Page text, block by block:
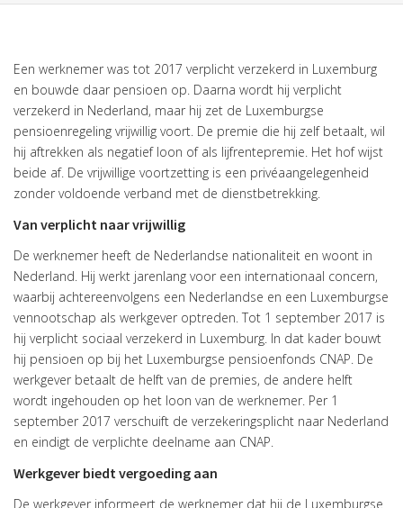
Een werknemer was tot 2017 verplicht verzekerd in Luxemburg
en bouwde daar pensioen op. Daarna wordt hij verplicht
verzekerd in Nederland, maar hij zet de Luxemburgse
pensioenregeling vrijwillig voort. De premie die hij zelf betaalt, wil
hij aftrekken als negatief loon of als lijfrentepremie. Het hof wijst
beide af. De vrijwillige voortzetting is een privéaangelegenheid
zonder voldoende verband met de dienstbetrekking.
Van verplicht naar vrijwillig
De werknemer heeft de Nederlandse nationaliteit en woont in
Nederland. Hij werkt jarenlang voor een internationaal concern,
waarbij achtereenvolgens een Nederlandse en een Luxemburgse
vennootschap als werkgever optreden. Tot 1 september 2017 is
hij verplicht sociaal verzekerd in Luxemburg. In dat kader bouwt
hij pensioen op bij het Luxemburgse pensioenfonds CNAP. De
werkgever betaalt de helft van de premies, de andere helft
wordt ingehouden op het loon van de werknemer. Per 1
september 2017 verschuift de verzekeringsplicht naar Nederland
en eindigt de verplichte deelname aan CNAP.
Werkgever biedt vergoeding aan
De werkgever informeert de werknemer dat hij de Luxemburgse